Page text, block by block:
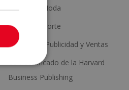
Estética y Moda
Salud y Deporte
Marketing, Publicidad y Ventas
Con Certificado de la Harvard
Business Publishing